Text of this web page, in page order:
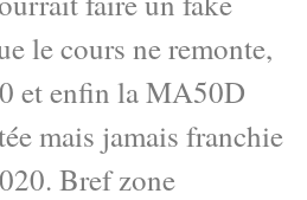
le cours ne remonte,
et enfin la MA50D
mais jamais franchie
Bref zone